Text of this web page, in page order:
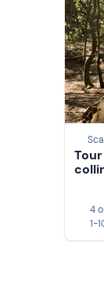
4
1-